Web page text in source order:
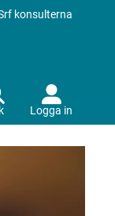
konsulterna
Logga in